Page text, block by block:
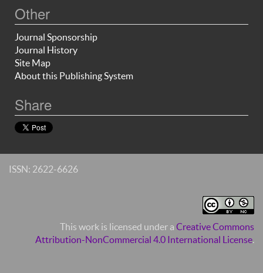
Other
Journal Sponsorship
Journal History
Site Map
About this Publishing System
Share
ISSN: 2622-6626
This work is licensed under a Creative Commons
Attribution-NonCommercial 4.0 International License.